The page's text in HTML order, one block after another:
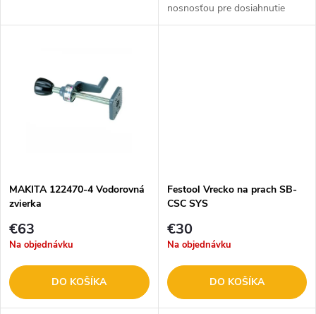
v
u
nosnosťou pre dosiahnutie
pohodlnej pracovnej výšky, pre
MAKITA 122470-4 Vodorovná
zvierka
€63
Na objednávku
DO KOŠÍKA
Festool Vrecko na prach SB-
CSC SYS
€30
Na objednávku
DO KOŠÍKA